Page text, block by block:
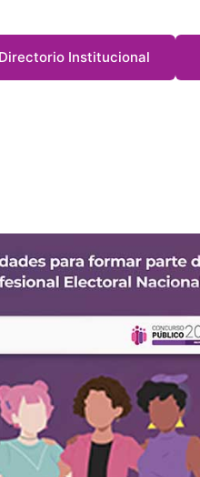
Institucional